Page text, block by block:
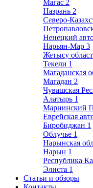
Магас 2
Назрань 2
Северо-
Ненецкий
Нарьян-Мар 3
Жетысу
Текели 1
Магаданская
Магадан 2
Чувашская
Алатырь 1
Мариинский
Еврейская
Биробиджан 1
Облучье 1
Нарынская
Нарын 1
Республика
Элиста 1
Статьи и обзоры